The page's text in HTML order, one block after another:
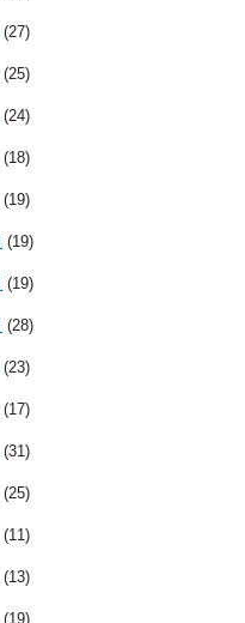
(27)
(25)
(24)
(18)
(19)
(19)
(19)
(28)
(23)
(17)
(31)
(25)
(11)
(13)
(19)